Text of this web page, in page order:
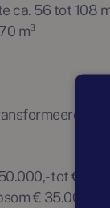
ca. 56 tot 108
m³
in
tot €
€ 35.000,- k.k.